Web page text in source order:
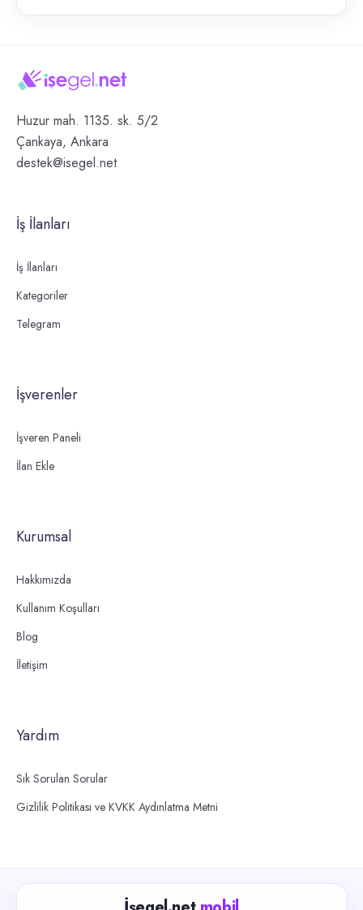
Huzur mah. 1135. sk. 5/2
Çankaya, Ankara
destek@isegel.net
İş İlanları
İş İlanları
Kategoriler
Telegram
İşverenler
İşveren Paneli
İlan Ekle
Kurumsal
Hakkımızda
Kullanım Koşulları
Blog
İletişim
Yardım
Sık Sorulan Sorular
Gizlilik Politikası ve KVKK Aydınlatma Metni